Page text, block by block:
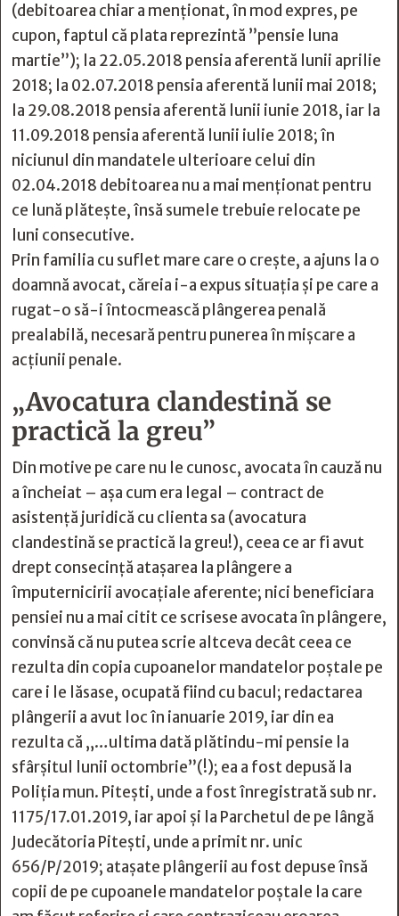
(debitoarea chiar a menţionat, în mod expres, pe
cupon, faptul că plata reprezintă ”pensie luna
martie”); la 22.05.2018 pensia aferentă lunii aprilie
2018; la 02.07.2018 pensia aferentă lunii mai 2018;
la 29.08.2018 pensia aferentă lunii iunie 2018, iar la
11.09.2018 pensia aferentă lunii iulie 2018; în
niciunul din mandatele ulterioare celui din
02.04.2018 debitoarea nu a mai menționat pentru
ce lună plătește, însă sumele trebuie relocate pe
luni consecutive.
Prin familia cu suflet mare care o creşte, a ajuns la o
doamnă avocat, căreia i-a expus situaţia și pe care a
rugat-o să-i întocmească plângerea penală
prealabilă, necesară pentru punerea în mişcare a
acţiunii penale.
„Avocatura clandestină se
practică la greu”
Din motive pe care nu le cunosc, avocata în cauză nu
a încheiat – aşa cum era legal – contract de
asistenţă juridică cu clienta sa (avocatura
clandestină se practică la greu!), ceea ce ar fi avut
drept consecinţă ataşarea la plângere a
împuternicirii avocaţiale aferente; nici beneficiara
pensiei nu a mai citit ce scrisese avocata în plângere,
convinsă că nu putea scrie altceva decât ceea ce
rezulta din copia cupoanelor mandatelor poştale pe
care i le lăsase, ocupată fiind cu bacul; redactarea
plângerii a avut loc în ianuarie 2019, iar din ea
rezulta că „…ultima dată plătindu-mi pensie la
sfârşitul lunii octombrie”(!); ea a fost depusă la
Poliţia mun. Piteşti, unde a fost înregistrată sub nr.
1175/17.01.2019, iar apoi şi la Parchetul de pe lângă
Judecătoria Piteşti, unde a primit nr. unic
656/P/2019; ataşate plângerii au fost depuse însă
copii de pe cupoanele mandatelor poştale la care